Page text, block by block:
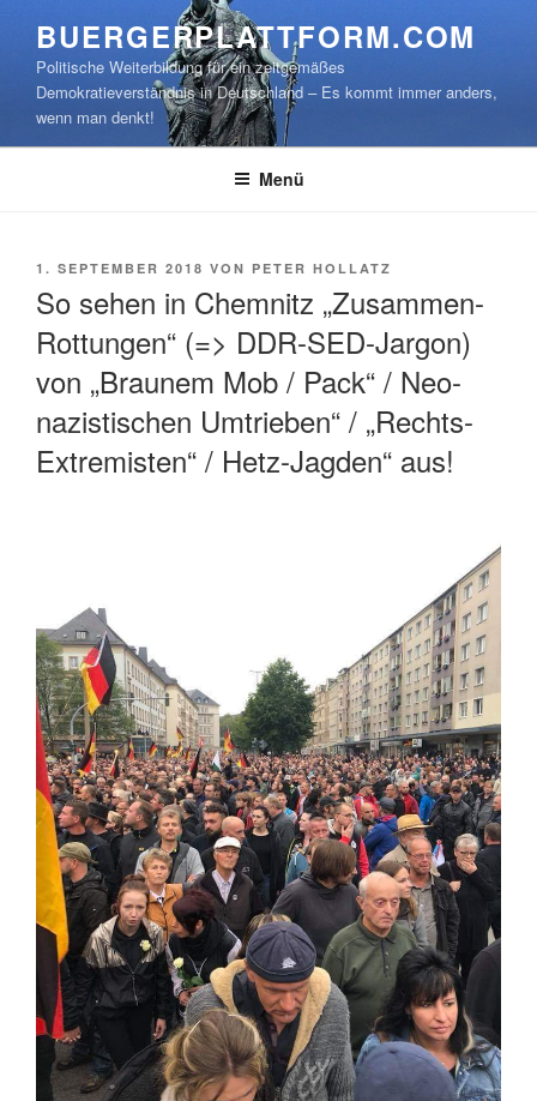
springen
BUERGERPLATTFORM.COM
Politische Weiterbildung für ein zeitgemäßes
Demokratieverständnis in Deutschland – Es kommt immer anders,
wenn man denkt!
Menü
VERÖFFENTLICHT
1. SEPTEMBER 2018 VON PETER HOLLATZ
So sehen in Chemnitz „Zusammen-
Rottungen“ (=> DDR-SED-Jargon)
von „Braunem Mob / Pack“ / Neo-
nazistischen Umtrieben“ / „Rechts-
Extremisten“ / Hetz-Jagden“ aus!